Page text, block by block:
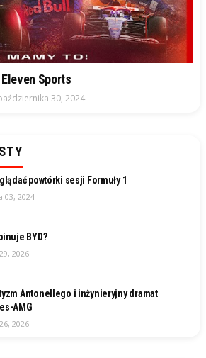
Eleven Sports
30, 2024
powtórki sesji Formuły 1
03, 2024
BYD?
2026
Antonellego i inżynieryjny dramat
AMG
2026